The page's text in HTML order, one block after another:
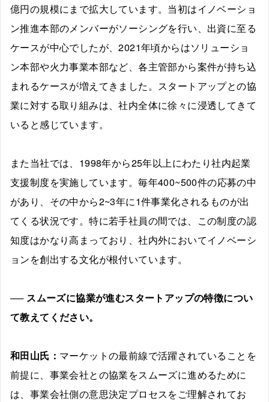
億円の規模にまで拡大しています。当初はイノベーショ
ン推進本部のメンバーがソーシングを行い、出資に至る
ケースが中心でしたが、2021年頃からはソリューショ
ン本部や火力事業本部など、各主管部から案件が持ち込
まれるケースが増えてきました。スタートアップとの協
業に対する取り組みは、社内全体に徐々に浸透してきて
いると感じています。
また当社では、1998年から25年以上にわたり社内起業
支援制度を実施しています。毎年400~500件の応募の中
があり、その中から2~3年に1件事業化されるものが出
てくる状況です。特に若手社員の間では、この制度の認
知度はかなり高まっており、社内外においてイノベーシ
ョンを創出する文化が根付いています。
── スムーズに協業が進むスタートアップの特徴につい
て教えてください。
和田山氏： マーケットの最前線で活躍されていることを
前提に、事業会社との協業をスムーズに進めるために
は、事業会社側の意思決定プロセスをご理解されてお